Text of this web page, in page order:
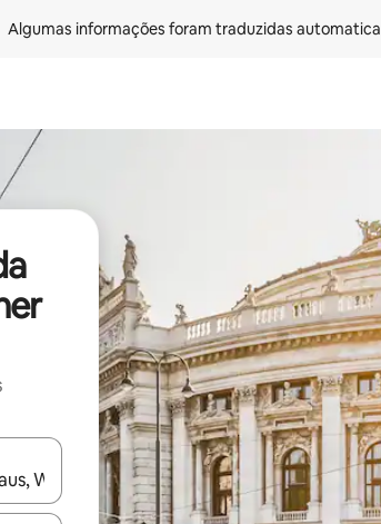
Algumas informações foram traduzidas
os usando as seta para cima e para baixo